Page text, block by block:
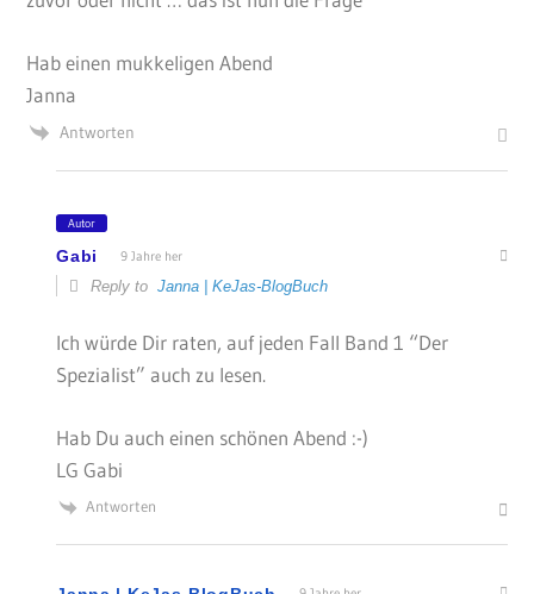
Hab einen mukkeligen Abend
Janna
Antworten
Autor
Gabi 9 Jahre her
Reply toJanna | KeJas-BlogBuch
Ich würde Dir raten, auf jeden Fall Band 1 “Der
Spezialist” auch zu lesen.
Hab Du auch einen schönen Abend :-)
LG Gabi
Antworten